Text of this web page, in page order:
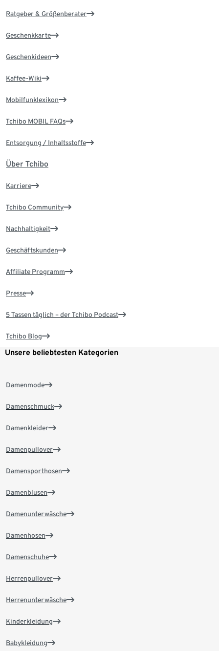
Ratgeber & Größenberater
Geschenkkarte
Geschenkideen
Kaffee-Wiki
Mobilfunklexikon
Tchibo MOBIL FAQs
Entsorgung / Inhaltsstoffe
Über Tchibo
Karriere
Tchibo Community
Nachhaltigkeit
Geschäftskunden
Affiliate Programm
Presse
5 Tassen täglich – der Tchibo Podcast
Tchibo Blog
Unsere beliebtesten Kategorien
Damenmode
Damenschmuck
Damenkleider
Damenpullover
Damensporthosen
Damenblusen
Damenunterwäsche
Damenhosen
Damenschuhe
Herrenpullover
Herrenunterwäsche
Kinderkleidung
Babykleidung